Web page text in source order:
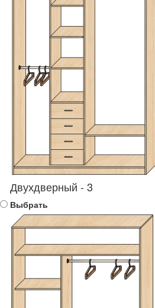
Двухдверный - 3
Выбрать